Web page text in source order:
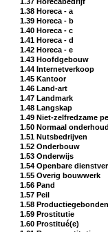
1.38 Horeca - a
1.39 Horeca - b
1.40 Horeca - c
1.41 Horeca - d
1.42 Horeca - e
1.43 Hoofdgebouw
1.44 Internetverkoop
1.45 Kantoor
1.46 Land-art
1.47 Landmark
1.48 Langskap
1.49 Niet-zelfredzame
1.50 Normaal
1.51 Nutsbedrijven
1.52 Onderbouw
1.53 Onderwijs
1.54 Openbare
1.55 Overig bouwwerk
1.56 Pand
1.57 Peil
1.58
1.59 Prostitutie
1.60 Prostitué(e)